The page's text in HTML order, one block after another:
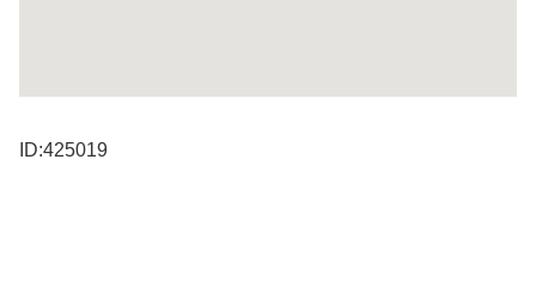
ID:425019